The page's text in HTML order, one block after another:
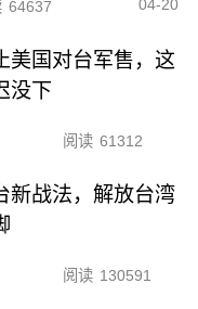
64637 04-20
美国对台军售，这
没下
阅读 61312
新战法，解放台湾
阅读 130591